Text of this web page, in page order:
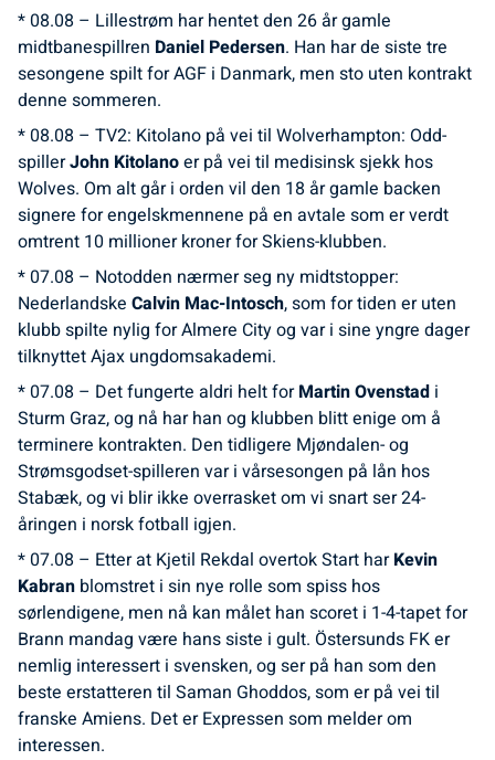
* 08.08 – Lillestrøm har hentet den 26 år gamle
midtbanespillren Daniel Pedersen. Han har de siste tre
sesongene spilt for AGF i Danmark, men sto uten kontrakt
denne sommeren.
* 08.08 – TV2: Kitolano på vei til Wolverhampton: Odd-
spillerJohn Kitolanoer på vei til medisinsk sjekk hos
Wolves. Om alt går i orden vil den 18 år gamle backen
signere for engelskmennene på en avtale som er verdt
omtrent 10 millioner kroner for Skiens-klubben.
* 07.08 – Notodden nærmer seg ny midtstopper:
Nederlandske Calvin Mac-Intosch, som for tiden er uten
klubb spilte nylig for Almere City og var i sine yngre dager
tilknyttet Ajax ungdomsakademi.
* 07.08 – Det fungerte aldri helt forMartin Ovenstad i
Sturm Graz, og nå har han og klubben blitt enige om å
terminere kontrakten. Den tidligere Mjøndalen- og
Strømsgodset-spilleren var i vårsesongen på lån hos
Stabæk, og vi blir ikke overrasket om vi snart ser 24-
åringen i norsk fotball igjen.
* 07.08 – Etter at Kjetil Rekdal overtok Start harKevin
Kabran blomstret i sin nye rolle som spiss hos
sørlendigene, men nå kan målet han scoret i 1-4-tapet for
Brann mandag være hans siste i gult. Östersunds FK er
nemlig interessert i svensken, og ser på han som den
beste erstatteren til Saman Ghoddos, som er på vei til
franske Amiens. Det er Expressen som melder om
interessen.